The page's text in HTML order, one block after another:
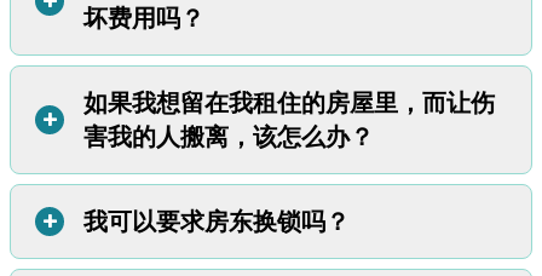
您搬离后发生的任何损坏的费用。
金。在所有人搬离后，房东有31天的时间退还押金。
回押金的更多信息，请点击这里。
项名为
家庭暴力幸存者临时援助(TA-DVS) 的计划获得帮
助。请访问Oregon社会服务部网站，获取有关如何申请的
信息。
坏费用吗？
不需要。如果房屋损坏是由伤害您的人造成的，并且您向房
东提供了相关证明，您就 无需为这些损坏承担费用。
录。请一位朋友和您一起做这件事，这样您就有
如果我想留在我租住的房屋里，而让伤
害我的人搬离，该怎么办？
+
如果您和伤害您的人住在一起，您也许可以让他搬离。有两
种方法可以做到这一点：
我可以要求房东换锁吗？
+